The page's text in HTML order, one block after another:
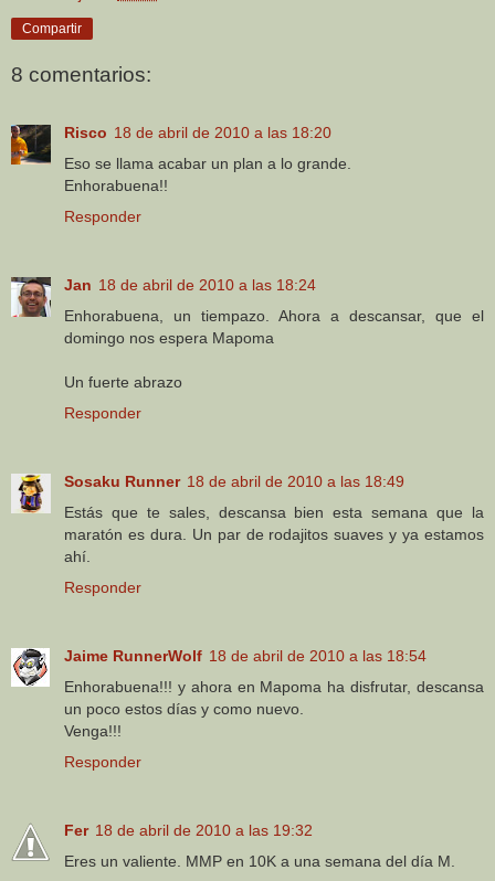
Compartir
8 comentarios:
Risco 18 de abril de 2010 a las 18:20
Eso se llama acabar un plan a lo grande.
Enhorabuena!!
Responder
Jan 18 de abril de 2010 a las 18:24
Enhorabuena, un tiempazo. Ahora a descansar, que el
domingo nos espera Mapoma
Un fuerte abrazo
Responder
Sosaku Runner 18 de abril de 2010 a las 18:49
Estás que te sales, descansa bien esta semana que la
maratón es dura. Un par de rodajitos suaves y ya estamos
ahí.
Responder
Jaime RunnerWolf 18 de abril de 2010 a las 18:54
Enhorabuena!!! y ahora en Mapoma ha disfrutar, descansa
un poco estos días y como nuevo.
Venga!!!
Responder
Fer 18 de abril de 2010 a las 19:32
Eres un valiente. MMP en 10K a una semana del día M.